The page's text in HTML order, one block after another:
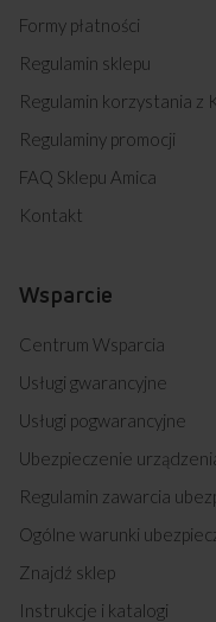
Formy płatności
Regulamin sklepu
Regulamin korzystania
Regulaminy promocji
FAQ Sklepu Amica
Kontakt
Wsparcie
Centrum Wsparcia
Usługi gwarancyjne
Usługi pogwarancyjne
Ubezpieczenie
Regulamin zawarcia
Ogólne warunki
Znajdź sklep
Instrukcje i katalogi